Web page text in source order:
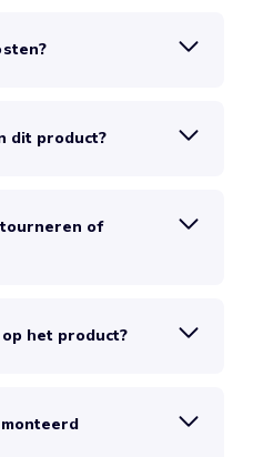
dit product?
of
het product?